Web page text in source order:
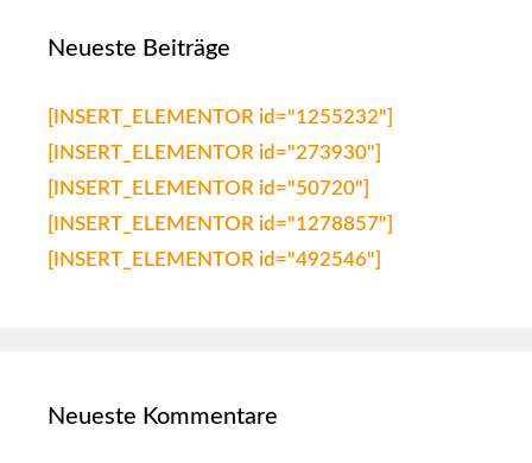
Neueste Beiträge
[INSERT_ELEMENTOR id="1255232"]
[INSERT_ELEMENTOR id="273930"]
[INSERT_ELEMENTOR id="50720"]
[INSERT_ELEMENTOR id="1278857"]
[INSERT_ELEMENTOR id="492546"]
Neueste Kommentare